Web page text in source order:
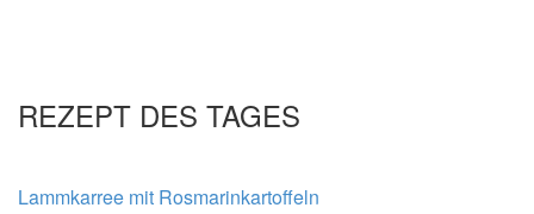
REZEPT DES TAGES
Lammkarree mit Rosmarinkartoffeln